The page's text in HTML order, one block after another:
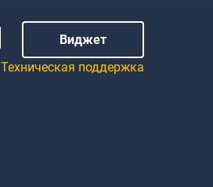
Виджет
Техническая поддержка